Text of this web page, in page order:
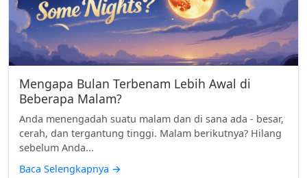
Mengapa Bulan Terbenam Lebih Awal di
Beberapa Malam?
Anda menengadah suatu malam dan di sana ada - besar,
cerah, dan tergantung tinggi. Malam berikutnya? Hilang
sebelum Anda...
Baca Selengkapnya →